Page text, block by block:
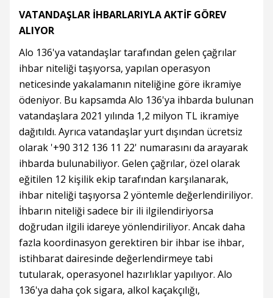
VATANDAŞLAR İHBARLARIYLA AKTİF GÖREV
ALIYOR
Alo 136'ya vatandaşlar tarafından gelen çağrılar
ihbar niteliği taşıyorsa, yapılan operasyon
neticesinde yakalamanın niteliğine göre ikramiye
ödeniyor. Bu kapsamda Alo 136'ya ihbarda bulunan
vatandaşlara 2021 yılında 1,2 milyon TL ikramiye
dağıtıldı. Ayrıca vatandaşlar yurt dışından ücretsiz
olarak '+90 312 136 11 22' numarasını da arayarak
ihbarda bulunabiliyor. Gelen çağrılar, özel olarak
eğitilen 12 kişilik ekip tarafından karşılanarak,
ihbar niteliği taşıyorsa 2 yöntemle değerlendiriliyor.
İhbarın niteliği sadece bir ili ilgilendiriyorsa
doğrudan ilgili idareye yönlendiriliyor. Ancak daha
fazla koordinasyon gerektiren bir ihbar ise ihbar,
istihbarat dairesinde değerlendirmeye tabi
tutularak, operasyonel hazırlıklar yapılıyor. Alo
136'ya daha çok sigara, alkol kaçakçılığı,